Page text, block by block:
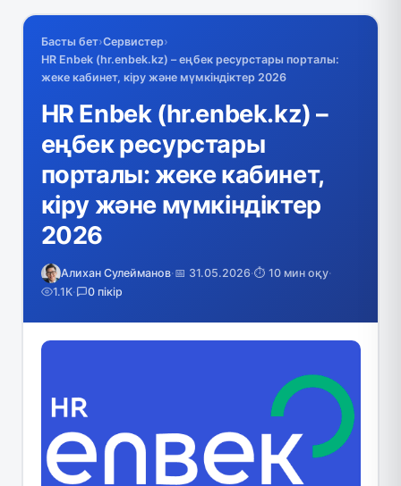
Басты бет›Сервистер›
HR Enbek (hr.enbek.kz) – еңбек ресурстары порталы:
жеке кабинет, кіру және мүмкіндіктер 2026
HR Enbek (hr.enbek.kz) –
еңбек ресурстары
порталы: жеке кабинет,
кіру және мүмкіндіктер
2026
Алихан Сулейманов·📅 31.05.2026·⏱️ 10 мин оқу·
1.1K· 0 пікір